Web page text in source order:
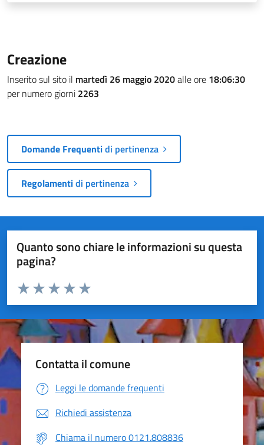
Creazione
Inserito sul sito il martedì 26 maggio 2020alle ore 18:06:30
per numero giorni 2263
Domande Frequentidi pertinenza
Regolamentidi pertinenza
Quanto sono chiare le informazioni su questa
pagina?
Valuta da 1 a 5 stelle la pagina
Valuta 5 stelle su 5
Valuta 4 stelle su 5
Valuta 3 stelle su 5
Valuta 2 stelle su 5
Valuta 1 stelle su 5
Contatta il comune
Leggi le domande frequenti
Richiedi assistenza
Chiama il numero 0121.808836